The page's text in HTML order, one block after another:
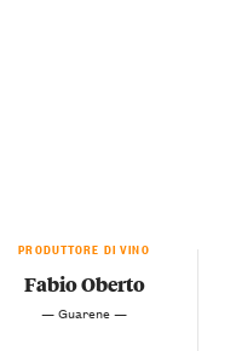
PRODUTTORE DI VINO
Fabio Oberto
— Guarene —